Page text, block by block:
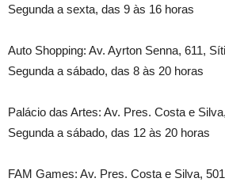
Segunda a sexta, das 9 às 16 horas
Auto Shopping: Av. Ayrton Senna, 611,
Segunda a sábado, das 8 às 20 horas
Palácio das Artes: Av. Pres. Costa e
Segunda a sábado, das 12 às 20 horas
FAM Games: Av. Pres. Costa e Silva, 501